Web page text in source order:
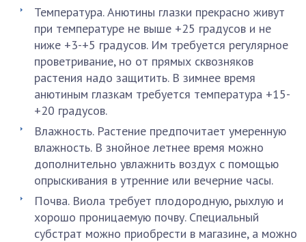
Температура. Анютины глазки прекрасно живут
при температуре не выше +25 градусов и не
ниже +3-+5 градусов. Им требуется регулярное
проветривание, но от прямых сквозняков
растения надо защитить. В зимнее время
анютиным глазкам требуется температура +15-
+20 градусов.
Влажность. Растение предпочитает умеренную
влажность. В знойное летнее время можно
дополнительно увлажнить воздух с помощью
опрыскивания в утренние или вечерние часы.
Почва. Виола требует плодородную, рыхлую и
хорошо проницаемую почву. Специальный
субстрат можно приобрести в магазине, а можно